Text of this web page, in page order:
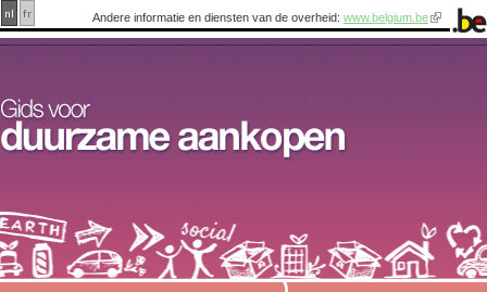
nl fr Andere informatie en diensten van de overheid: www.belgium.be